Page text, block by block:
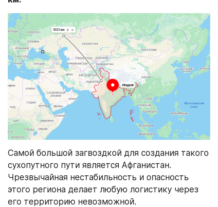
Самой большой загвоздкой для создания такого
сухопутного пути является Афганистан.
Чрезвычайная нестабильность и опасность
этого региона делает любую логистику через
его территорию невозможной.